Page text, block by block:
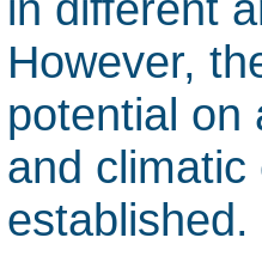
However,
potential on
and
established.